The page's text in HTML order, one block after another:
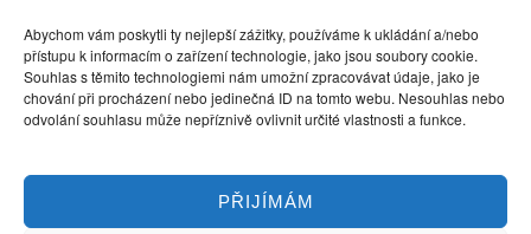
Abychom vám poskytli ty nejlepší zážitky, používáme k ukládání a/nebo
přístupu k informacím o zařízení technologie, jako jsou soubory cookie.
Souhlas s těmito technologiemi nám umožní zpracovávat údaje, jako je
chování při procházení nebo jedinečná ID na tomto webu. Nesouhlas nebo
odvolání souhlasu může nepříznivě ovlivnit určité vlastnosti a funkce.
PŘIJÍMÁM